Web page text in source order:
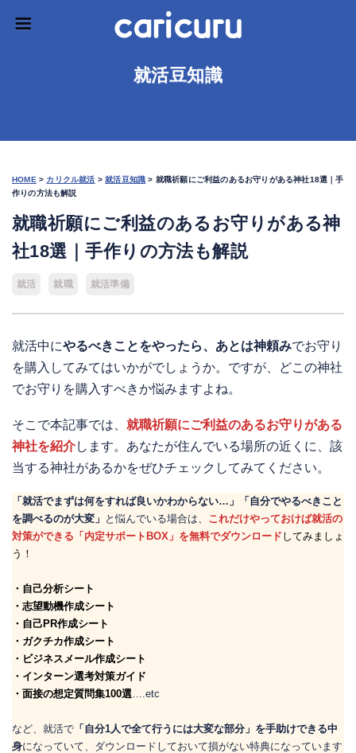
就活豆知識
HOME > カリクル就活 >就活豆知識 > 就職祈願にご利益のあるお守りがある神社18選｜手
作りの方法も解説
就職祈願にご利益のあるお守りがある神
社18選｜手作りの方法も解説
就活 就職 就活準備
就活中にやるべきことをやったら、あとは神頼みでお守り
を購入してみてはいかがでしょうか。ですが、どこの神社
でお守りを購入すべきか悩みますよね。
そこで本記事では、 就職祈願にご利益のあるお守りがある
神社を紹介します。あなたが住んでいる場所の近くに、該
当する神社があるかをぜひチェックしてみてください。
「就活でまずは何をすれば良いかわからない…」「自分でやるべきこと
を調べるのが大変」 と悩んでいる場合は、 これだけやっておけば就活の
対策ができる「内定サポートBOX」を無料でダウンロード してみましょ
う！
・自己分析シート
・志望動機作成シート
・自己PR作成シート
・ガクチカ作成シート
・ビジネスメール作成シート
・インターン選考対策ガイド
・面接の想定質問集100選….etc
など、就活で 「自分1人で全て行うには大変な部分」を手助けできる中
身になっていて、ダウンロードしておいて損がない特典になっています